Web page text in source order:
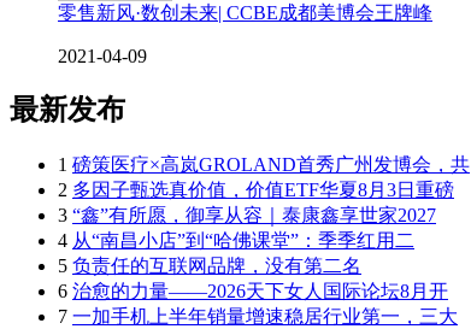
零售新风·数创未来| CCBE成都美博会王牌峰
2021-04-09
最新发布
1 磅策医疗×高岚GROLAND首秀广州发博会，共
2 多因子甄选真价值，价值ETF华夏8月3日重磅
3 “鑫”有所愿，御享从容｜泰康鑫享世家2027
4 从“南昌小店”到“哈佛课堂”：季季红用二
5 负责任的互联网品牌，没有第二名
6 治愈的力量——2026天下女人国际论坛8月开
7 一加手机上半年销量增速稳居行业第一，三大